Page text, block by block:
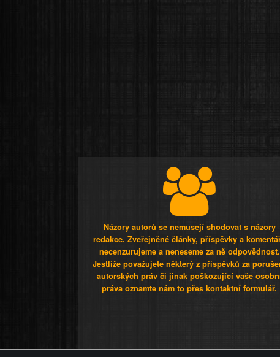
Názory autorů se nemusejí shodovat s názory
redakce. Zveřejněné články, příspěvky a
necenzurujeme a neneseme za ně odpovědnost.
Jestliže považujete některý z příspěvků za
autorských práv či jinak poškozující vaše
práva oznamte nám to přes kontaktní formulář.